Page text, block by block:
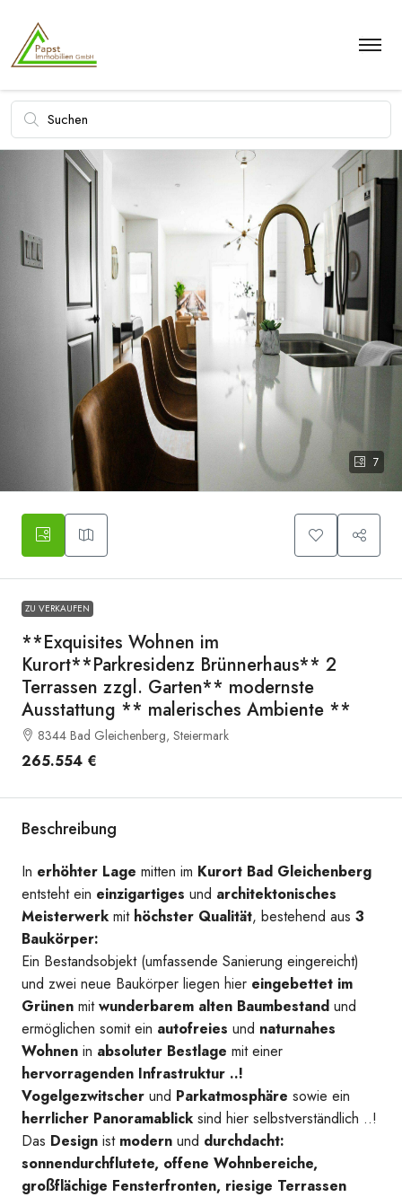
7
Symbolbild
ZU VERKAUFEN
**Exquisites Wohnen im
Kurort**Parkresidenz Brünnerhaus** 2
Terrassen zzgl. Garten** modernste
Ausstattung ** malerisches Ambiente **
8344 Bad Gleichenberg, Steiermark
265.554 €
Beschreibung
In erhöhter Lage mitten im Kurort Bad Gleichenberg
entsteht ein einzigartiges und architektonisches
Meisterwerk mithöchster Qualität, bestehend aus 3
Baukörper:
Ein Bestandsobjekt (umfassende Sanierung eingereicht)
und zwei neue Baukörper liegen hier eingebettet im
Grünen mitwunderbarem alten Baumbestand und
ermöglichen somit ein autofreies und naturnahes
Wohnen in absoluter Bestlage mit einer
hervorragenden Infrastruktur ..!
Vogelgezwitscher und Parkatmosphäre sowie ein
herrlicher Panoramablick sind hier selbstverständlich ..!
Das Design ist modern und durchdacht:
sonnendurchflutete, offene Wohnbereiche,
großflächige Fensterfronten, riesige Terrassen